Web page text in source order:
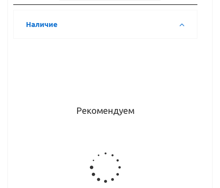
Наличие
Рекомендуем